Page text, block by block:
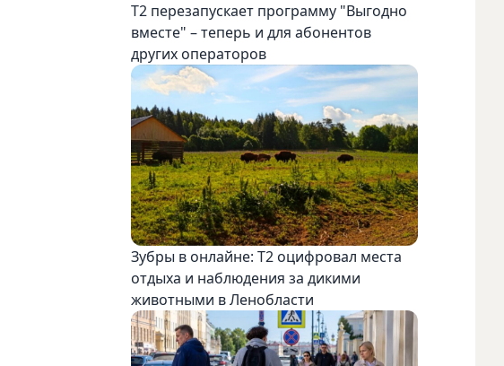
Т2 перезапускает программу "Выгодно
вместе" – теперь и для абонентов
других операторов
Зубры в онлайне: Т2 оцифровал места
отдыха и наблюдения за дикими
животными в Ленобласти